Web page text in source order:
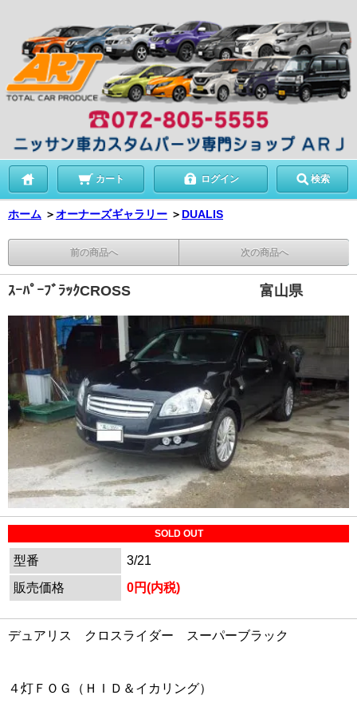
カート ログイン 検索
ホーム ＞オーナーズギャラリー ＞ DUALIS
前の商品へ 次の商品へ
ｽｰﾊﾟｰﾌﾞﾗｯｸCROSS 富山県
SOLD OUT
型番
3/21
販売価格
0円(内税)
デュアリス クロスライダー スーパーブラック
４灯ＦＯＧ（ＨＩＤ＆イカリング）